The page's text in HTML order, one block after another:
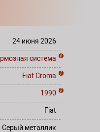
24 июня 2026
система
Fiat Croma
1990
Fiat
Серый металлик